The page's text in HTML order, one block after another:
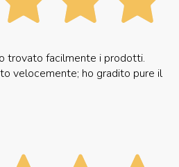
trovato facilmente i prodotti.
velocemente; ho gradito pure il